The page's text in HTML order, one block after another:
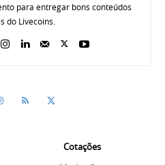
para entregar bons conteúdos
do Livecoins.
Cotações